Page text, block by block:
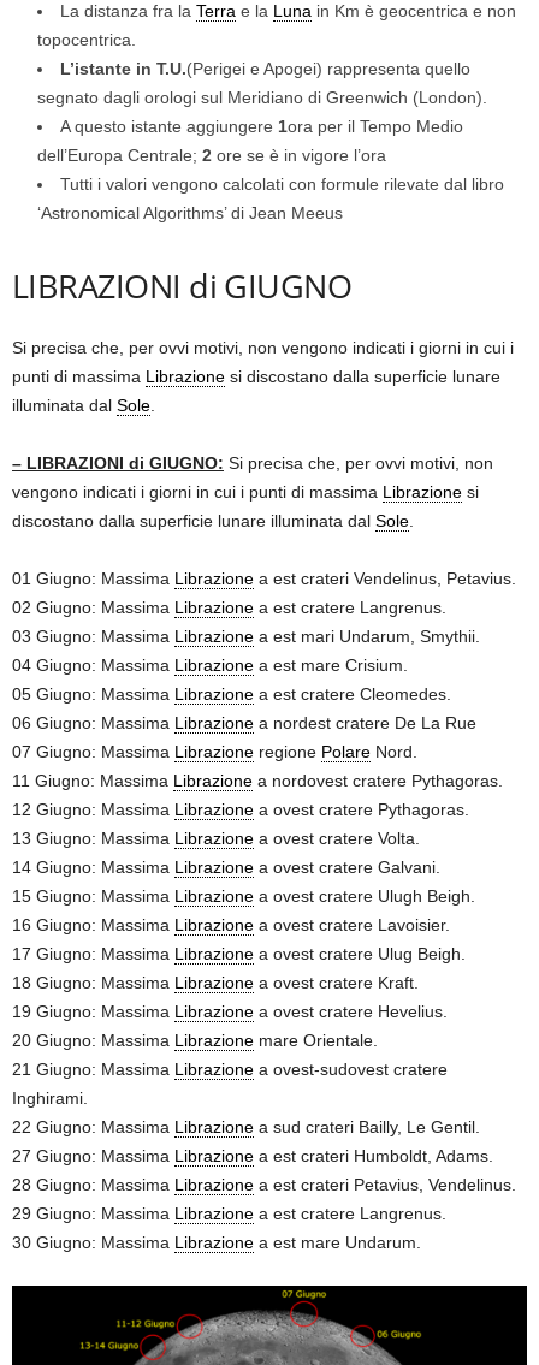
La distanza fra la Terra e la Luna in Km è geocentrica e non
topocentrica.
L’istante in T.U.(Perigei e Apogei) rappresenta quello
segnato dagli orologi sul Meridiano di Greenwich (London).
A questo istante aggiungere 1ora per il Tempo Medio
dell’Europa Centrale; 2 ore se è in vigore l’ora
Tutti i valori vengono calcolati con formule rilevate dal libro
‘Astronomical Algorithms’ di Jean Meeus
LIBRAZIONI di GIUGNO
Si precisa che, per ovvi motivi, non vengono indicati i giorni in cui i
punti di massima Librazione si discostano dalla superficie lunare
illuminata dal Sole.
– LIBRAZIONI di GIUGNO: Si precisa che, per ovvi motivi, non
vengono indicati i giorni in cui i punti di massima Librazione si
discostano dalla superficie lunare illuminata dal Sole.
01 Giugno: Massima Librazione a est crateri Vendelinus, Petavius.
02 Giugno: Massima Librazione a est cratere Langrenus.
03 Giugno: Massima Librazione a est mari Undarum, Smythii.
04 Giugno: Massima Librazione a est mare Crisium.
05 Giugno: Massima Librazione a est cratere Cleomedes.
06 Giugno: Massima Librazione a nordest cratere De La Rue
07 Giugno: Massima Librazione regione Polare Nord.
11 Giugno: Massima Librazione a nordovest cratere Pythagoras.
12 Giugno: Massima Librazione a ovest cratere Pythagoras.
13 Giugno: Massima Librazione a ovest cratere Volta.
14 Giugno: Massima Librazione a ovest cratere Galvani.
15 Giugno: Massima Librazione a ovest cratere Ulugh Beigh.
16 Giugno: Massima Librazione a ovest cratere Lavoisier.
17 Giugno: Massima Librazione a ovest cratere Ulug Beigh.
18 Giugno: Massima Librazione a ovest cratere Kraft.
19 Giugno: Massima Librazione a ovest cratere Hevelius.
20 Giugno: Massima Librazione mare Orientale.
21 Giugno: Massima Librazione a ovest-sudovest cratere
Inghirami.
22 Giugno: Massima Librazione a sud crateri Bailly, Le Gentil.
27 Giugno: Massima Librazione a est crateri Humboldt, Adams.
28 Giugno: Massima Librazione a est crateri Petavius, Vendelinus.
29 Giugno: Massima Librazione a est cratere Langrenus.
30 Giugno: Massima Librazione a est mare Undarum.